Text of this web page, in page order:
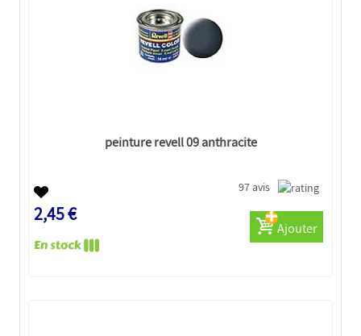
peinture revell 09 anthracite
97 avis
2,45 €
Ajouter